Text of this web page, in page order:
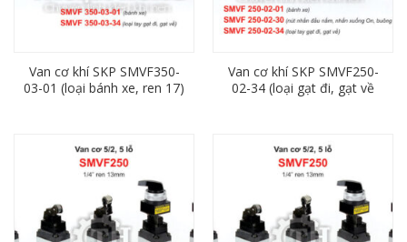
Van cơ khí SKP SMVF350-
03-01 (loại bánh xe, ren 17)
Van cơ khí SKP SMVF250-
02-34 (loại gạt đi, gạt về